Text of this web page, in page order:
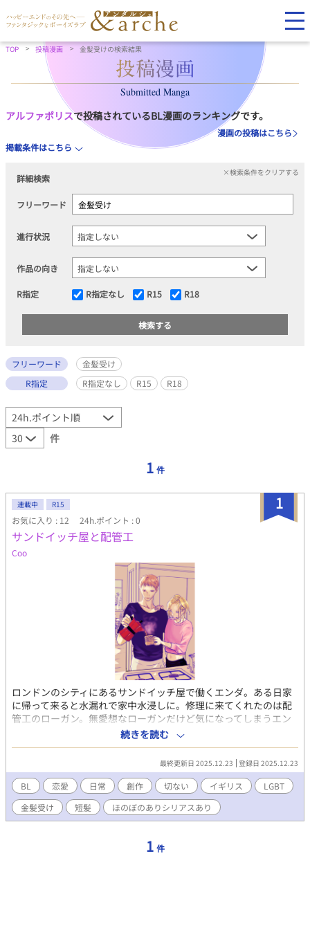
TOP 投稿漫画 金髪受けの検索結果
Submitted Manga
アルファポリスで投稿されているBL漫画のランキングです。
漫画の投稿はこちら
掲載条件はこちら
詳細検索
×検索条件をクリアする
フリーワード
進行状況
作品の向き
R指定 R指定なし R15 R18
フリーワード
金髪受け
R指定
R指定なし R15 R18
件
1 件
1
連載中 R15
お気に入り : 12 24h.ポイント : 0
サンドイッチ屋と配管工
Coo
ロンドンのシティにあるサンドイッチ屋で働くエンダ。ある日家
に帰って来ると水漏れで家中水浸しに。修理に来てくれたのは配
管工のローガン。無愛想なローガンだけど気になってしまうエン
ダ。ロンドン郊外に住む二人の暮らしや恋の行方を綴る日常系
BL。
続きを読む
最終更新日 2025.12.23 登録日 2025.12.23
BL 恋愛 日常 創作 切ない イギリス
LGBT
金髪受け
短髪 ほのぼのありシリアスあり
1 件